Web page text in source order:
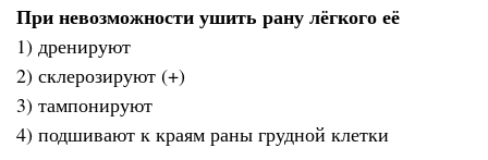
При невозможности ушить рану лёгкого её
1) дренируют
2) склерозируют (+)
3) тампонируют
4) подшивают к краям раны грудной клетки